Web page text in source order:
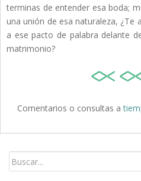
terminas de entender esa boda;
una unión de esa naturaleza, ¿Te
a ese pacto de palabra delante
matrimonio?
Comentarios o consultas a